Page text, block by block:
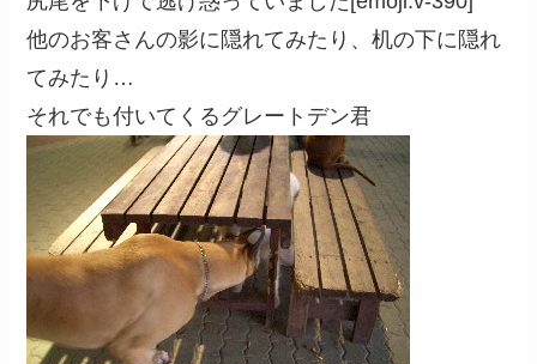
他のお客さんの影に隠れてみたり、机の下に隠れ
てみたり…
それでも付いてくるグレートデン君